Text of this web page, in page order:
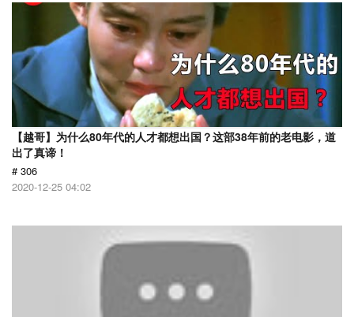
【越哥】为什么80年代的人才都想出国？这部38年前的老电影，道
出了真谛！
# 306
2020-12-25 04:02